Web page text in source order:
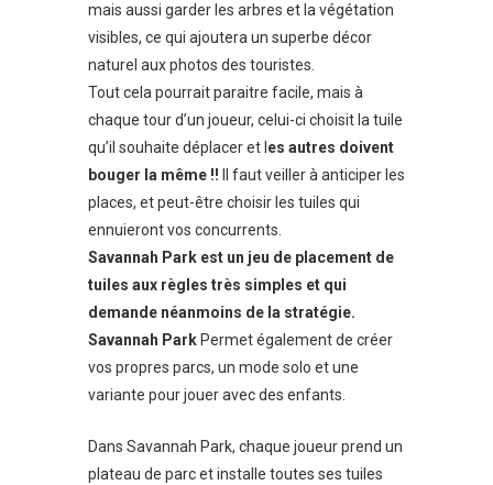
mais aussi garder les arbres et la végétation
visibles, ce qui ajoutera un superbe décor
naturel aux photos des touristes.
Tout cela pourrait paraitre facile, mais à
chaque tour d’un joueur, celui-ci choisit la tuile
qu’il souhaite déplacer et l es autres doivent
bouger la même !! Il faut veiller à anticiper les
places, et peut-être choisir les tuiles qui
ennuieront vos concurrents.
Savannah Park est un jeu de placement de
tuiles aux règles très simples et qui
demande néanmoins de la stratégie.
Savannah Park Permet également de créer
vos propres parcs, un mode solo et une
variante pour jouer avec des enfants.
Dans Savannah Park, chaque joueur prend un
plateau de parc et installe toutes ses tuiles